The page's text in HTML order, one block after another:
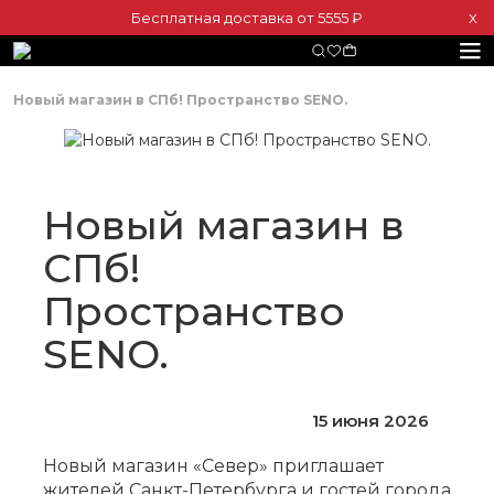
Бесплатная доставка от 5555 ₽ Х
Новый магазин в СПб! Пространство SENO.
Новый магазин в
СПб!
Пространство
SENO.
15 июня 2026
Новый магазин «Север» приглашает